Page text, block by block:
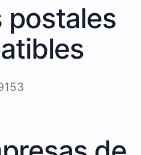
postales